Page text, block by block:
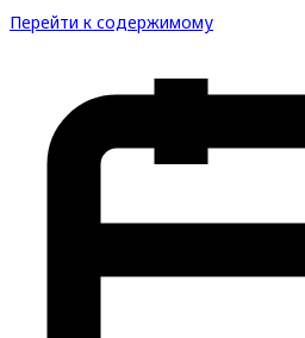
Перейти к содержимому